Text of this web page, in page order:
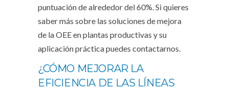
puntuación de alrededor del 60%. Si quieres
saber más sobre las soluciones de mejora
de la OEE en plantas productivas y su
aplicación práctica puedes contactarnos.
¿CÓMO MEJORAR LA
EFICIENCIA DE LAS LÍNEAS